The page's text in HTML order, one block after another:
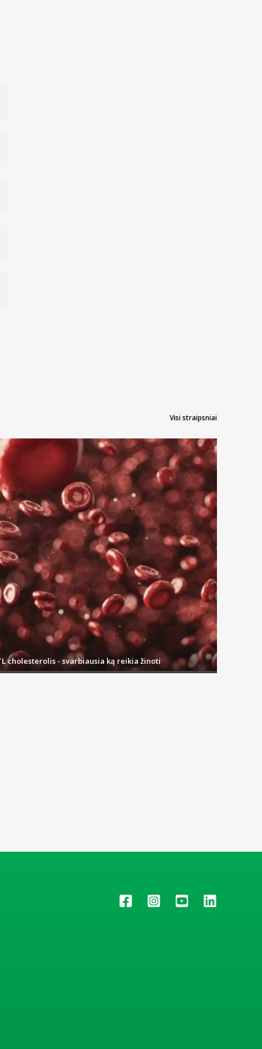
Visi straipsniai
cholesterolis - svarbiausia ką reikia žinoti